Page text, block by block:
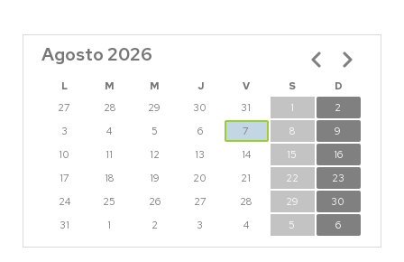
Agosto 2026
L M M J V S
D
27
28 29 30 31 1
2
3
4 5 6 7 8
9
10
11 12 13 14 15
16
17
18 19 20 21 22
23
24
25 26 27 28 29
30
31
1 2 3 4 5 6
Paginación